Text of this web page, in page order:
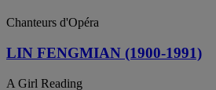
Chanteurs d'Opéra
LIN FENGMIAN (1900-1991)
A Girl Reading